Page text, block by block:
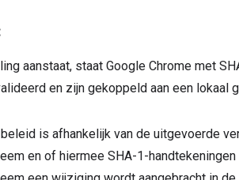
aanstaat, staat Google Chrome met
en zijn gekoppeld aan een lokaal
is afhankelijk van de uitgevoerde
en of hiermee SHA-1-